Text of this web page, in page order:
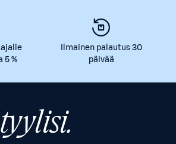
5 %
Ilmainen palautus 30
päivää
tyylisi.